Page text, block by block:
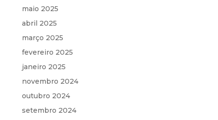
maio 2025
abril 2025
março 2025
fevereiro 2025
janeiro 2025
novembro 2024
outubro 2024
setembro 2024